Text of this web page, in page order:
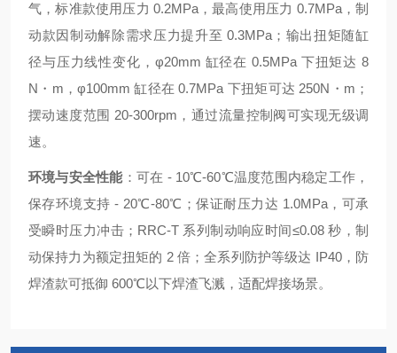
气，标准款使用压力 0.2MPa，最高使用压力 0.7MPa，制
动款因制动解除需求压力提升至 0.3MPa；输出扭矩随缸
径与压力线性变化，φ20mm 缸径在 0.5MPa 下扭矩达 8
N・m，φ100mm 缸径在 0.7MPa 下扭矩可达 250N・m；
摆动速度范围 20-300rpm，通过流量控制阀可实现无级调
速。
环境与安全性能 ：可在 - 10℃-60℃温度范围内稳定工作，
保存环境支持 - 20℃-80℃；保证耐压力达 1.0MPa，可承
受瞬时压力冲击；RRC-T 系列制动响应时间≤0.08 秒，制
动保持力为额定扭矩的 2 倍；全系列防护等级达 IP40，防
焊渣款可抵御 600℃以下焊渣飞溅，适配焊接场景。